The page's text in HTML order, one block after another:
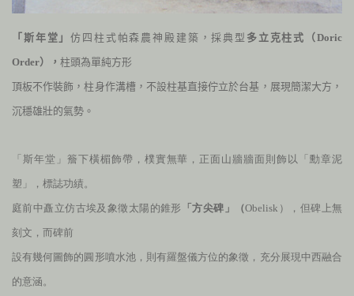
「斯年堂」仿四柱式帕森農神殿建築，採典型 多立克柱式（Doric
Order）， 柱頭為單純方形
頂板不作裝飾，柱身作溝槽，不設柱基直接佇立於台基，展現簡潔大方，
沉穩雄壯的氣勢。
「斯年堂」簷下橫楣飾帶，樸實無華，正面山牆牆面則飾以「勳章泥
塑」，標誌功績。
庭前中矗立仿古埃及象徵太陽的錐形 「方尖碑」（Obelisk ），但碑上無
刻文，而碑前
設有幾何圖飾的圓形噴水池，則有羅盤儀方位的象徵，充分展現中西融合
的意涵。